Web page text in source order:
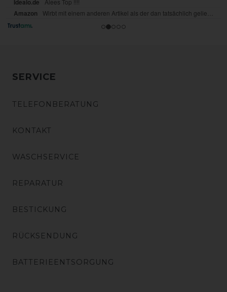
SERVICE
TELEFONBERATUNG
KONTAKT
WASCHSERVICE
REPARATUR
BESTICKUNG
RÜCKSENDUNG
BATTERIEENTSORGUNG